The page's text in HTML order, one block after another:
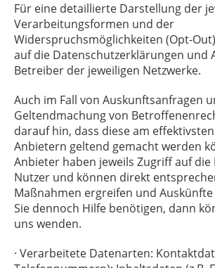
Für eine detaillierte Darstellung der
Verarbeitungsformen und der
Widerspruchsmöglichkeiten (Opt-
auf die Datenschutzerklärungen und
Betreiber der jeweiligen Netzwerke.
Auch im Fall von Auskunftsanfragen
Geltendmachung von
darauf hin, dass diese am
Anbietern geltend gemacht werden
Anbieter haben jeweils Zugriff auf die
Nutzer und können direkt
Maßnahmen ergreifen und
Sie dennoch Hilfe benötigen, dann
uns wenden.
· Verarbeitete Datenarten: